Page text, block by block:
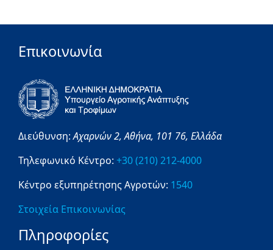
Επικοινωνία
Διεύθυνση:Αχαρνών 2,Αθήνα, 101 76, Ελλάδα
Τηλεφωνικό Κέντρο: +30 (210) 212-4000
Κέντρο εξυπηρέτησης Αγροτών: 1540
Στοιχεία Επικοινωνίας
Πληροφορίες